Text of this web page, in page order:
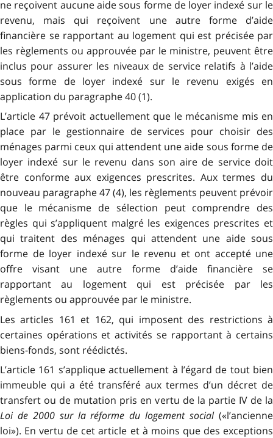
ne reçoivent aucune aide sous forme de loyer indexé sur le
revenu, mais qui reçoivent une autre forme d’aide
financière se rapportant au logement qui est précisée par
les règlements ou approuvée par le ministre, peuvent être
inclus pour assurer les niveaux de service relatifs à l’aide
sous forme de loyer indexé sur le revenu exigés en
application du paragraphe 40 (1).
L’article 47 prévoit actuellement que le mécanisme mis en
place par le gestionnaire de services pour choisir des
ménages parmi ceux qui attendent une aide sous forme de
loyer indexé sur le revenu dans son aire de service doit
être conforme aux exigences prescrites. Aux termes du
nouveau paragraphe 47 (4), les règlements peuvent prévoir
que le mécanisme de sélection peut comprendre des
règles qui s’appliquent malgré les exigences prescrites et
qui traitent des ménages qui attendent une aide sous
forme de loyer indexé sur le revenu et ont accepté une
offre visant une autre forme d’aide financière se
rapportant au logement qui est précisée par les
règlements ou approuvée par le ministre.
Les articles 161 et 162, qui imposent des restrictions à
certaines opérations et activités se rapportant à certains
biens-fonds, sont réédictés.
L’article 161 s’applique actuellement à l’égard de tout bien
immeuble qui a été transféré aux termes d’un décret de
transfert ou de mutation pris en vertu de la partie IV de la
Loi de 2000 sur la réforme du logement social(«l’ancienne
loi»). En vertu de cet article et à moins que des exceptions